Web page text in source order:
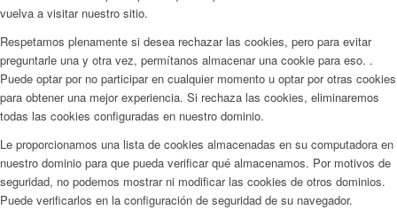
vuelva a visitar nuestro sitio.
Respetamos plenamente si desea rechazar las cookies, pero para evitar
preguntarle una y otra vez, permítanos almacenar una cookie para eso. .
Puede optar por no participar en cualquier momento u optar por otras cookies
para obtener una mejor experiencia. Si rechaza las cookies, eliminaremos
todas las cookies configuradas en nuestro dominio.
Le proporcionamos una lista de cookies almacenadas en su computadora en
nuestro dominio para que pueda verificar qué almacenamos. Por motivos de
seguridad, no podemos mostrar ni modificar las cookies de otros dominios.
Puede verificarlos en la configuración de seguridad de su navegador.